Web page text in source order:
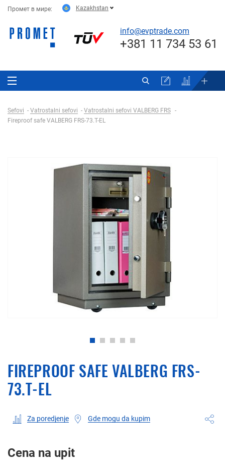
Промет в мире: Kazakhstan
info@evptrade.com
+381 11 734 53 61
Sefovi Vatrostalni sefovi
Vatrostalni sefovi VALBERG FRS
Fireproof safe VALBERG FRS-73.T-EL
FIREPROOF SAFE VALBERG FRS-
73.T-EL
Za poredjenje Gde mogu da kupim
Cena na upit